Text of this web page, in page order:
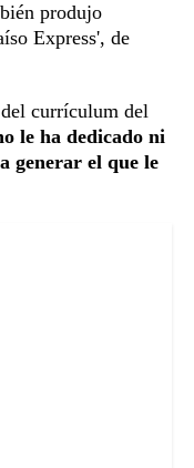
produjo
Express', de
currículum del
le ha dedicado ni
generar el que le